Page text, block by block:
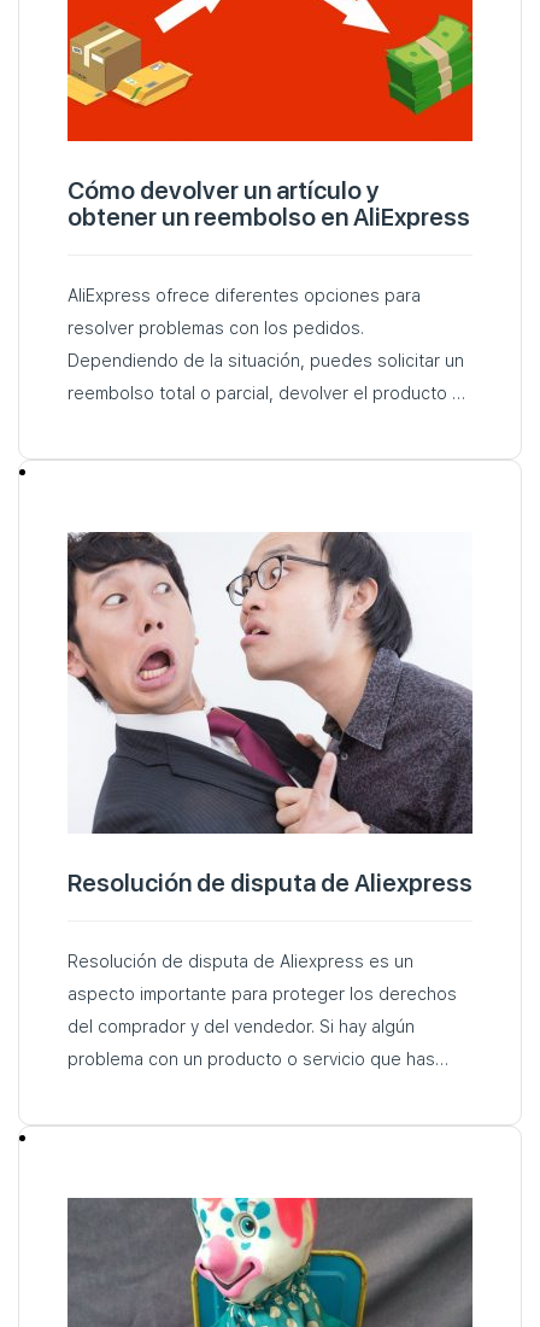
Cómo devolver un artículo y
obtener un reembolso en AliExpress
AliExpress ofrece diferentes opciones para
resolver problemas con los pedidos.
Dependiendo de la situación, puedes solicitar un
reembolso total o parcial, devolver el producto o
Resolución de disputa de Aliexpress
Resolución de disputa de Aliexpress es un
aspecto importante para proteger los derechos
del comprador y del vendedor. Si hay algún
problema con un producto o servicio que has